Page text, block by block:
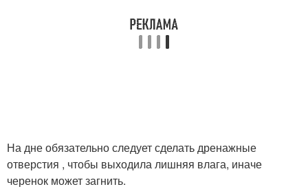
На дне обязательно следует сделать дренажные
отверстия , чтобы выходила лишняя влага, иначе
черенок может загнить.